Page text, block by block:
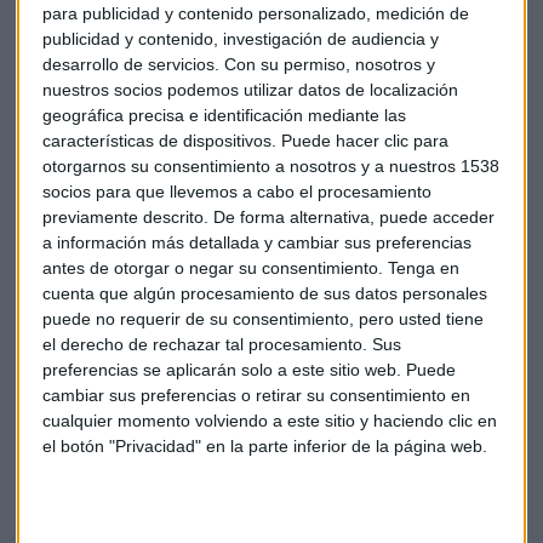
para publicidad y contenido personalizado, medición de
publicidad y contenido, investigación de audiencia y
desarrollo de servicios. Con su permiso, nosotros y
nuestros socios podemos utilizar datos de localización
geográfica precisa e identificación mediante las
características de dispositivos. Puede hacer clic para
otorgarnos su consentimiento a nosotros y a nuestros 1538
socios para que llevemos a cabo el procesamiento
previamente descrito. De forma alternativa, puede acceder
a información más detallada y cambiar sus preferencias
antes de otorgar o negar su consentimiento. Tenga en
cuenta que algún procesamiento de sus datos personales
puede no requerir de su consentimiento, pero usted tiene
el derecho de rechazar tal procesamiento. Sus
preferencias se aplicarán solo a este sitio web. Puede
cambiar sus preferencias o retirar su consentimiento en
cualquier momento volviendo a este sitio y haciendo clic en
el botón "Privacidad" en la parte inferior de la página web.
¿Cómo se comporta el renting en España?